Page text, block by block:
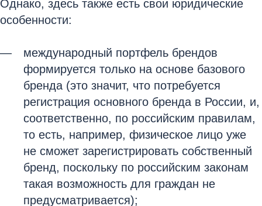
Однако, здесь также есть свои юридические
особенности:
международный портфель брендов
формируется только на основе базового
бренда (это значит, что потребуется
регистрация основного бренда в России, и,
соответственно, по российским правилам,
то есть, например, физическое лицо уже
не сможет зарегистрировать собственный
бренд, поскольку по российским законам
такая возможность для граждан не
предусматривается);